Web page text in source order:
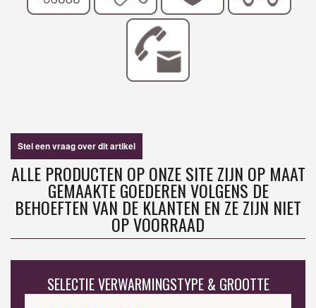
Stel een vraag over dit artikel
ALLE PRODUCTEN OP ONZE SITE ZIJN OP MAAT
GEMAAKTE GOEDEREN VOLGENS DE
BEHOEFTEN VAN DE KLANTEN EN ZE ZIJN NIET
OP VOORRAAD
SELECTIE VERWARMINGSTYPE & GROOTTE